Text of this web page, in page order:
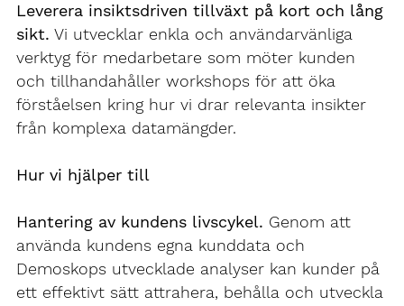
Leverera insiktsdriven tillväxt på kort och lång
sikt. Vi utvecklar enkla och användarvänliga
verktyg för medarbetare som möter kunden
och tillhandahåller workshops för att öka
förståelsen kring hur vi drar relevanta insikter
från komplexa datamängder.
Hur vi hjälper till
Hantering av kundens livscykel. Genom att
använda kundens egna kunddata och
Demoskops utvecklade analyser kan kunder på
ett effektivt sätt attrahera, behålla och utveckla